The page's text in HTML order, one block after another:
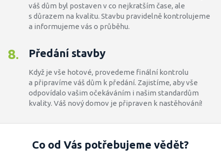
váš dům byl postaven v co nejkratším čase, ale
s důrazem na kvalitu. Stavbu pravidelně kontrolujeme
a informujeme vás o průběhu.
8. Předání stavby
Když je vše hotové, provedeme finální kontrolu
a připravíme váš dům k předání. Zajistíme, aby vše
odpovídalo vašim očekáváním i našim standardům
kvality. Váš nový domov je připraven k nastěhování!
Co od Vás potřebujeme vědět?